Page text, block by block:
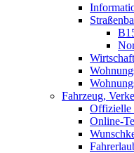
Fahrzeug,
Offizielle
Online-